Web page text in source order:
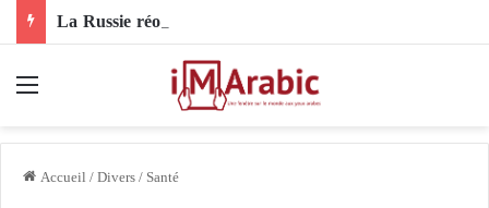
Accueil/Divers/Santé